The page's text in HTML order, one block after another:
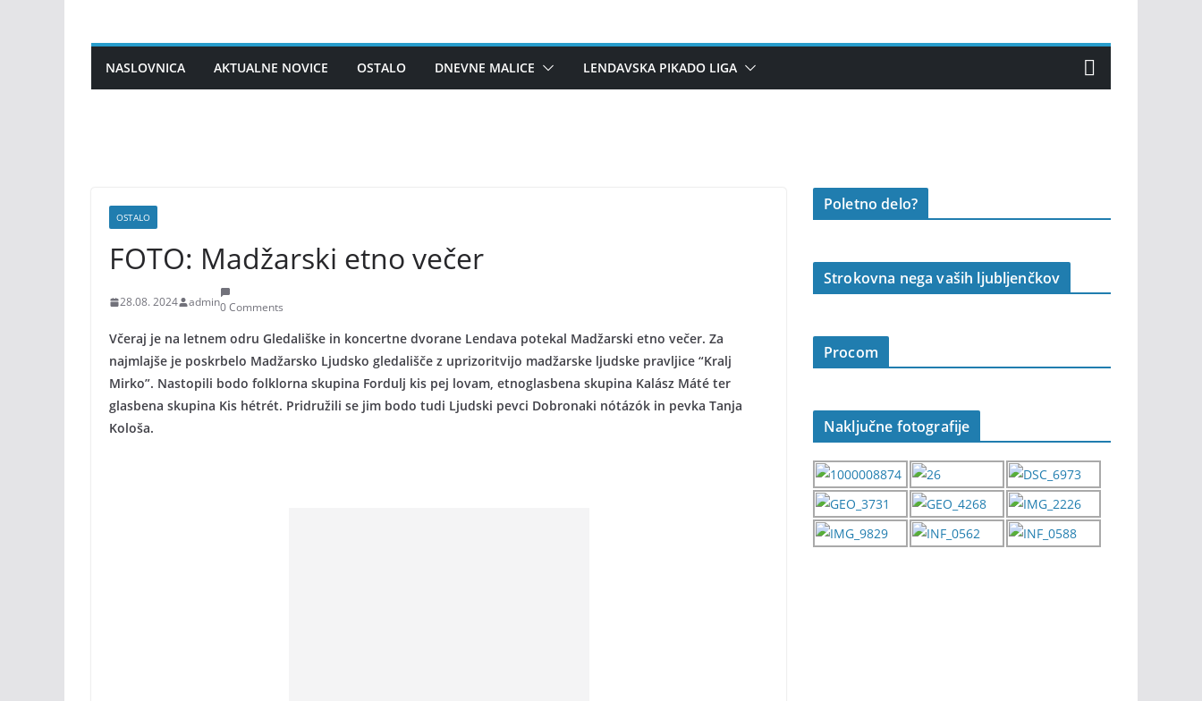
contentNASLOVNICA AKTUALNE NOVICE OSTALO DNEVNE MALICE LENDAVSKA PIKADO LIGA
OSTALO
FOTO: Madžarski etno večer
28.08. 2024 admin0 Comments
Včeraj je na letnem odru Gledališke in koncertne dvorane Lendava potekal Madžarski etno večer. Za
najmlajše je poskrbelo Madžarsko Ljudsko gledališče z uprizoritvijo madžarske ljudske pravljice “Kralj
Mirko”. Nastopili bodo folklorna skupina Fordulj kis pej lovam, etnoglasbena skupina Kalász Máté ter
glasbena skupina Kis hétrét. Pridružili se jim bodo tudi Ljudski pevci Dobronaki nótázók in pevka Tanja
Kološa.
Poletno delo?
Strokovna nega vaših ljubljenčkov
Procom
Naključne fotografije